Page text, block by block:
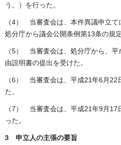
う。）を行った。
（4） 当審査会は、本件異議申立
処分庁から議会公開条例第13条の規
（5） 当審査会は、処分庁から、
由説明書の提出を受けた。
（6） 当審査会は、平成21年6月22
た。
（7） 当審査会は、平成21年9月17
った。
3 申立人の主張の要旨